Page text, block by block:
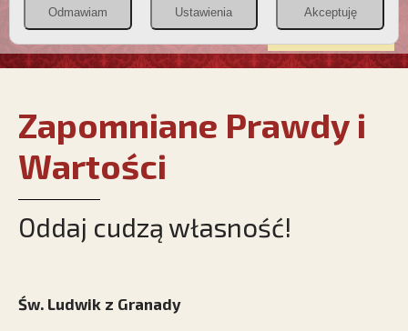
POZNAJ APOSTOLAT FATIMY WESPRZYJ
NAS
Zapomniane Prawdy i
Wartości
Oddaj cudzą własność!
Św. Ludwik z Granady
Odmawiam Ustawienia Akceptuję